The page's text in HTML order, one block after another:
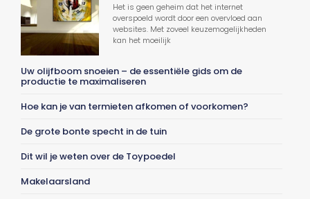
Het is geen geheim dat het internet
overspoeld wordt door een overvloed aan
websites. Met zoveel keuzemogelijkheden
kan het moeilijk
Uw olijfboom snoeien – de essentiële gids om de
productie te maximaliseren
Hoe kan je van termieten afkomen of voorkomen?
De grote bonte specht in de tuin
Dit wil je weten over de Toypoedel
Makelaarsland